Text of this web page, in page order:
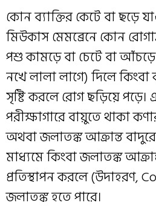
কোন ব্যাক্তির কেটে বা ছড়ে
মিউকাস মেমব্রেনে কোন
পশু কামড়ে বা চেটে বা
নখে লালা লাগে) দিলে
সৃষ্টি করলে রোগ ছড়িয়ে পড়ে।
পরীক্ষাগারে বায়ুতে থাকা
অথবা জলাতঙ্ক আক্রান্ত
মাধ্যমে কিংবা জলাতঙ্ক
প্রতিস্থাপন করলে (উদাহরণ,
জলাতঙ্ক হতে পারে।